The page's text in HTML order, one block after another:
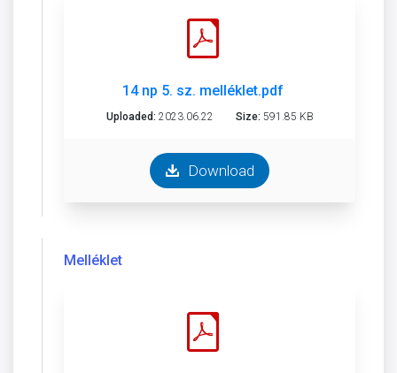
14 np 5. sz. melléklet.pdf
Uploaded: 2023.06.22 Size: 591.85 KB
Download
Melléklet